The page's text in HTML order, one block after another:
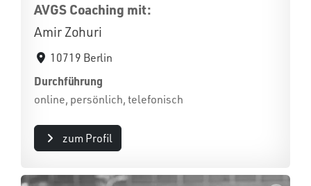
AVGS Coaching mit:
Amir Zohuri
10719 Berlin
Durchführung
online, persönlich, telefonisch
zum Profil